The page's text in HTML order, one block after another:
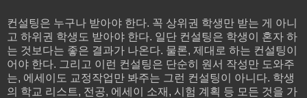
컨설팅은 누구나 받아야 한다. 꼭 상위권 학생만 받는 게 아니
고 하위권 학생도 받아야 한다. 일단 컨설팅은 학생이 혼자 하
는 것보다는 좋은 결과가 나온다. 물론, 제대로 하는 컨설팅이
어야 한다. 그리고 이런 컨설팅은 단순히 원서 작성만 도와주
는, 에세이도 교정작업만 봐주는 그런 컨설팅이 아니다. 학생
의 학교 리스트, 전공, 에세이 소재, 시험 계획 등 모든 것을 가